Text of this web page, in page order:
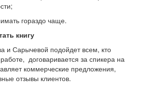
гораздо чаще.
книгу
и Сарычевой подойдет всем, кто
договаривается за спикера на
коммерческие предложения,
отзывы клиентов.